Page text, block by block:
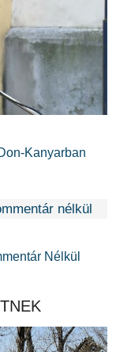
Kanyarban
Nélkül